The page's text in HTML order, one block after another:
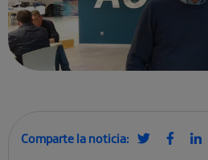
Comparte la noticia: